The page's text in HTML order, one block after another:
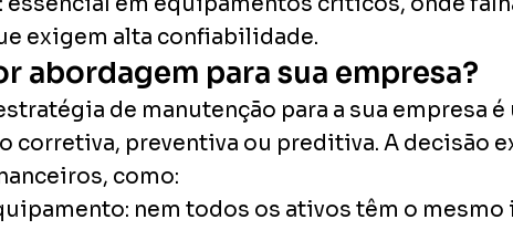
exigem alta confiabilidade.
abordagem para sua empresa?
de manutenção para a sua empresa
corretiva, preventiva ou preditiva. A decisão
como:
nem todos os ativos têm o